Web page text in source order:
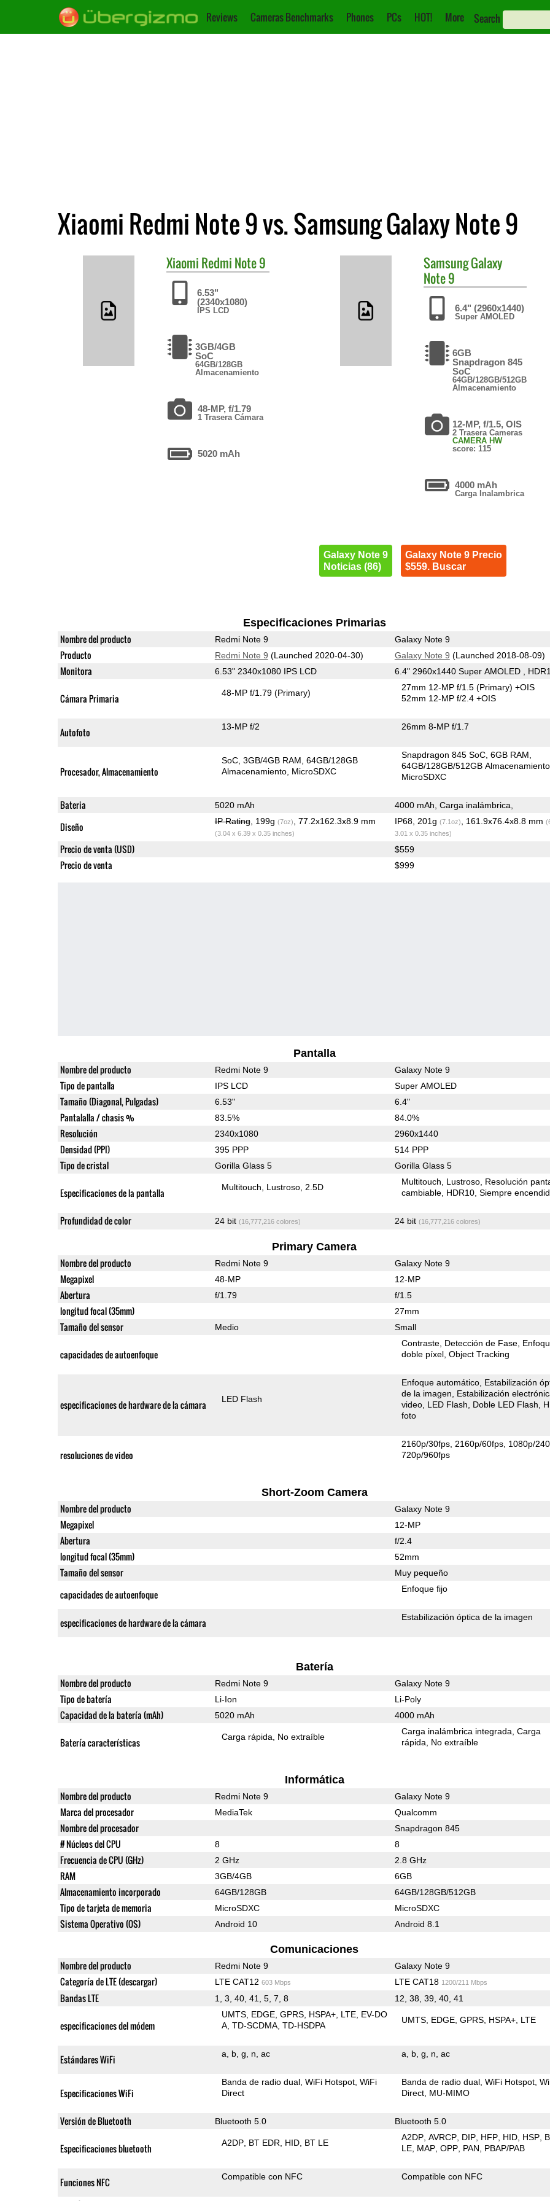
Reviews Cameras Benchmarks Phones PCs HOT! More Search
Xiaomi Redmi Note 9 vs. Samsung Galaxy Note 9
Xiaomi Redmi Note 9
6.53"
(2340x1080)
IPS LCD
3GB/4GB
SoC
64GB/128GB
Almacenamiento
48-MP, f/1.79
1 Trasera Cámara
5020 mAh
SamsungGalaxy
Note 9
6.4" (2960x1440)
Super AMOLED
6GB
Snapdragon 845
SoC
64GB/128GB/512GB
Almacenamiento
12-MP, f/1.5, OIS
2 Trasera Cameras
CAMERA HW
score: 115
4000 mAh
Carga Inalambrica
Galaxy Note 9
Noticias (86)
Galaxy Note 9 Precio
$559. Buscar
Especificaciones Primarias
Nombre del producto Redmi Note 9 Galaxy Note 9
Producto Redmi Note 9 (Launched 2020-04-30) Galaxy Note 9 (Launched 2018-08-09)
Monitora 6.53" 2340x1080 IPS LCD 6.4" 2960x1440 Super AMOLED ,
Cámara Primaria 48-MP f/1.79(Primary)
27mm 12-MP f/1.5(Primary) +OIS
52mm 12-MP f/2.4 +OIS
Autofoto 13-MP f/2 26mm 8-MP f/1.7
Procesador, Almacenamiento
SoC 3GB/4GB RAM 64GB/128GB
Almacenamiento MicroSDXC
Snapdragon 845 SoC 6GB RAM
64GB/128GB/512GB Almacenamiento
MicroSDXC
Bateria 5020 mAh 4000 mAh, Carga inalámbrica,
Diseño IP Rating, 199g (7oz) , 77.2x162.3x8.9 mm
(3.04 x 6.39 x 0.35 inches)
IP68, 201g (7.1oz) , 161.9x76.4x8.8 mm
3.01 x 0.35 inches)
Precio de venta (USD) $559
Precio de venta $999
Pantalla
Nombre del producto Redmi Note 9 Galaxy Note 9
Tipo de pantalla IPS LCD Super AMOLED
Tamaño (Diagonal, Pulgadas) 6.53" 6.4"
Pantalalla / chasis % 83.5% 84.0%
Resolución 2340x1080 2960x1440
Densidad (PPI) 395 PPP 514 PPP
Tipo de cristal Gorilla Glass 5 Gorilla Glass 5
Especificaciones de la pantalla Multitouch Lustroso 2.5D
Multitouch Lustroso Resolución
cambiable HDR10 Siempre
Profundidad de color 24 bit (16,777,216 colores) 24 bit (16,777,216 colores)
Primary Camera
Nombre del producto Redmi Note 9 Galaxy Note 9
Megapixel 48-MP 12-MP
Abertura f/1.79 f/1.5
longitud focal (35mm) 27mm
Tamaño del sensor Medio Small
capacidades de autoenfoque
Contraste Detección de Fase
doble píxel Object Tracking
especificaciones de hardware de la cámara LED Flash
Enfoque automático Estabilización
de la imagen
Estabilización
video LED Flash Doble LED Flash
foto
resoluciones de video
2160p/30fps 2160p/60fps 1080p/
720p/960fps
Short-Zoom Camera
Nombre del producto Galaxy Note 9
Megapixel 12-MP
Abertura f/2.4
longitud focal (35mm) 52mm
Tamaño del sensor Muy pequeño
capacidades de autoenfoque Enfoque fijo
especificaciones de hardware de la cámara Estabilización óptica de la imagen
Batería
Nombre del producto Redmi Note 9 Galaxy Note 9
Tipo de batería Li-Ion Li-Poly
Capacidad de la batería (mAh) 5020 mAh 4000 mAh
Batería características Carga rápida No extraíble
Carga inalámbrica integrada Carga
rápida
No extraíble
Informática
Nombre del producto Redmi Note 9 Galaxy Note 9
Marca del procesador MediaTek Qualcomm
Nombre del procesador Snapdragon 845
# Núcleos del CPU 8 8
Frecuencia de CPU (GHz) 2 GHz 2.8 GHz
RAM 3GB/4GB 6GB
Almacenamiento incorporado 64GB/128GB 64GB/128GB/512GB
Tipo de tarjeta de memoria MicroSDXC MicroSDXC
Sistema Operativo (OS) Android 10 Android 8.1
Comunicaciones
Nombre del producto Redmi Note 9 Galaxy Note 9
Categoría de LTE (descargar) LTE CAT12 603 Mbps LTE CAT18 1200/211 Mbps
Bandas LTE 1, 3, 40, 41, 5, 7, 8 12, 38, 39, 40, 41
especificaciones del módem
UMTS EDGE GPRS HSPA+ LTE EV-DO
A TD-SCDMA TD-HSDPA
UMTS EDGE GPRS HSPA+ LTE
Estándares WiFi a b g n ac a b g n ac
Especificaciones WiFi
Banda de radio dual WiFi Hotspot WiFi
Direct
Banda de radio dual WiFi Hotspot
Direct MU-MIMO
Versión de Bluetooth Bluetooth 5.0 Bluetooth 5.0
Especificaciones bluetooth A2DP BT EDR HID BT LE
A2DP AVRCP DIP HFP HID HSP
LE MAP OPP PAN PBAP/PAB
Funciones NFC Compatible con NFC Compatible con NFC